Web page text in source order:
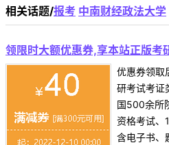
相关话题/报考 中南财经政法大学
领限时大额优惠券,享本站正版考
优惠券领取
研考试考证
国500余所
资格考试、
含电子书、